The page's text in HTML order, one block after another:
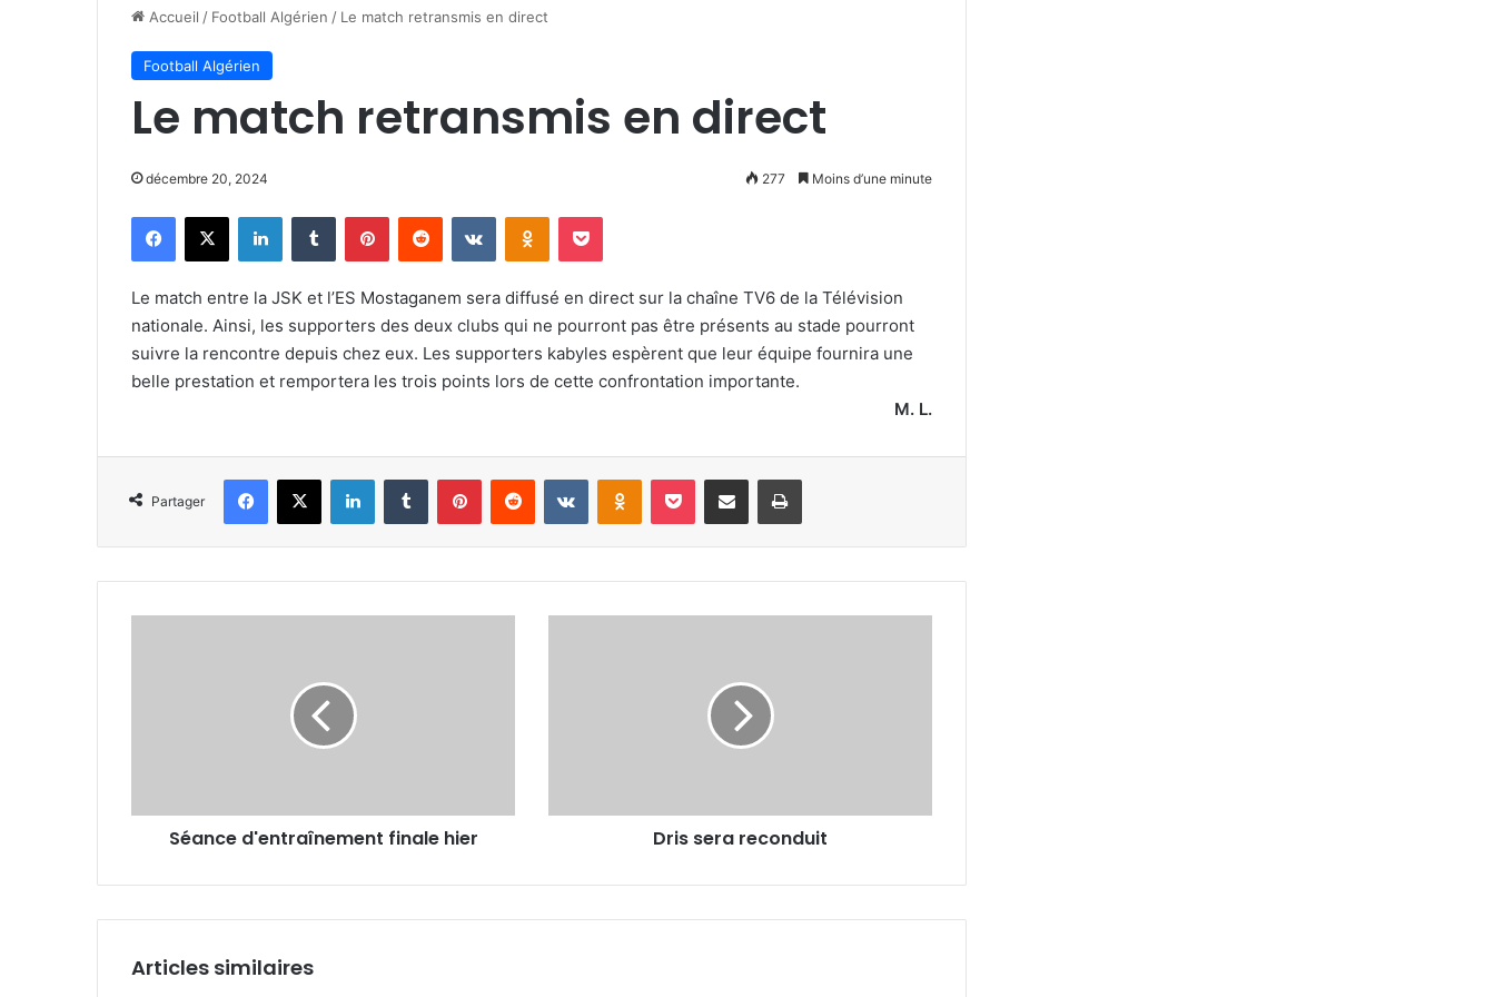
Accueil / Football Algérien / Le match retransmis en direct
Football Algérien
Le match retransmis en direct
décembre 20, 2024 277 Moins d’une minute
Facebook
X LinkedinTumblr PinterestReddit VKontakteOdnoklassniki
Pocket
Le match entre la JSK et l’ES Mostaganem sera diffusé en direct sur la chaîne TV6 de la Télévision
nationale. Ainsi, les supporters des deux clubs qui ne pourront pas être présents au stade pourront
suivre la rencontre depuis chez eux. Les supporters kabyles espèrent que leur équipe fournira une
belle prestation et remportera les trois points lors de cette confrontation importante.
M. L.
Partager
Facebook
X LinkedinTumblr PinterestReddit VKontakteOdnoklassniki
Pocket Partager par email Imprimer
Séance d'entraînement finale hier Dris sera reconduit
Articles similaires